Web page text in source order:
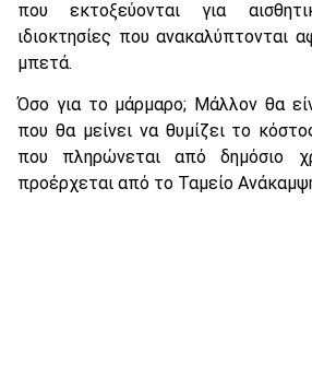
που εκτοξεύονται για
ιδιοκτησίες που ανακαλύπτονται
μπετά.
Όσο για το μάρμαρο; Μάλλον θα
που θα μείνει να θυμίζει το
που πληρώνεται από δημόσιο
προέρχεται από το Ταμείο